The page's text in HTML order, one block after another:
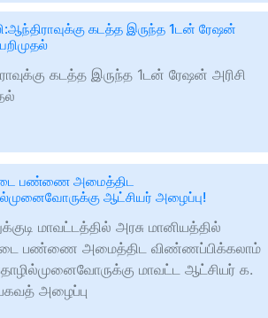
கடத்த இருந்த 1டன் ரேஷன்
கடத்த இருந்த 1டன் ரேஷன் அரிசி
பண்ணை அமைத்திட
ஆட்சியர் அழைப்பு!
மாவட்டத்தில் அரசு மானியத்தில்
பண்ணை அமைத்திட விண்ணப்பிக்கலாம்
மாவட்ட ஆட்சியர் க.
அழைப்பு